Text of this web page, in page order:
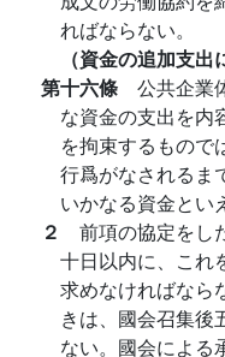
ればならない。
（資金の追加支
第十六條 公共企業
な資金の支出を内
を拘束するもので
行爲がなされるま
いかなる資金とい
２ 前項の協定をし
十日以内に、これ
求めなければなら
きは、國会召集後
ない。國会による